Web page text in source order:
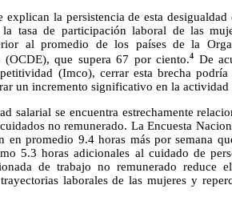
explican la persistencia de esta
tasa de participación laboral de las
al promedio de los países de la
(OCDE), que supera 67 por ciento.4
De
(Imco), cerrar esta brecha
un incremento significativo en la actividad
salarial se encuentra estrechamente
no remunerado. La Encuesta
en promedio 9.4 horas más por semana
5.3 horas adicionales al cuidado de
de trabajo no remunerado reduce
laborales de las mujeres y